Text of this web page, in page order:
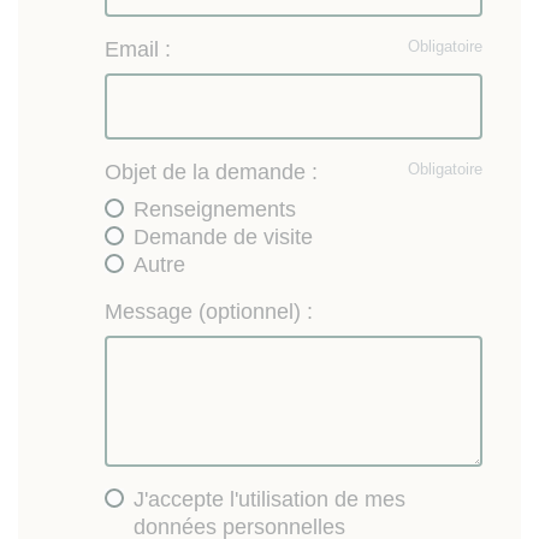
Obligatoire
Email :
Obligatoire
Objet de la demande :
Renseignements
Demande de visite
Autre
Message (optionnel) :
J'accepte l'utilisation de mes
données personnelles